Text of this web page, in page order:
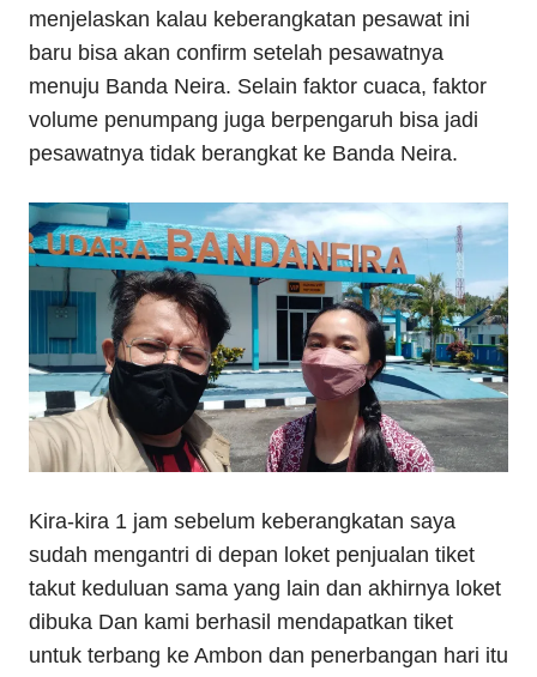
menjelaskan kalau keberangkatan pesawat ini
baru bisa akan confirm setelah pesawatnya
menuju Banda Neira. Selain faktor cuaca, faktor
volume penumpang juga berpengaruh bisa jadi
pesawatnya tidak berangkat ke Banda Neira.
Kira-kira 1 jam sebelum keberangkatan saya
sudah mengantri di depan loket penjualan tiket
takut keduluan sama yang lain dan akhirnya loket
dibuka Dan kami berhasil mendapatkan tiket
untuk terbang ke Ambon dan penerbangan hari itu